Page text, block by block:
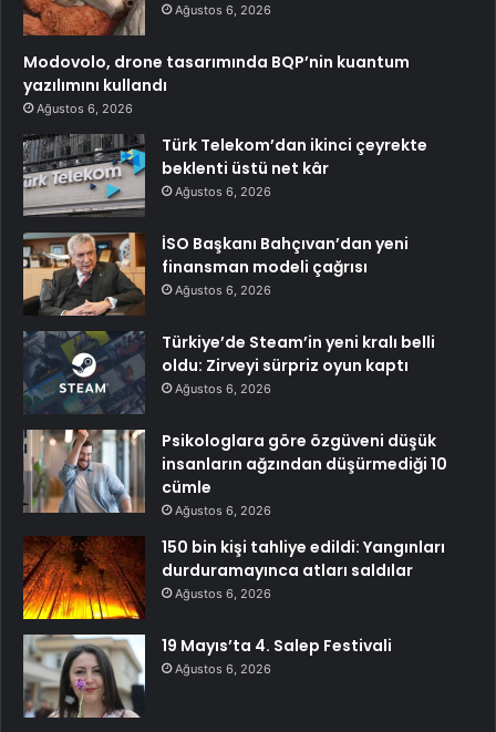
Ağustos 6, 2026
Modovolo, drone tasarımında BQP’nin kuantum
yazılımını kullandı
Ağustos 6, 2026
Türk Telekom’dan ikinci çeyrekte
beklenti üstü net kâr
Ağustos 6, 2026
İSO Başkanı Bahçıvan’dan yeni
finansman modeli çağrısı
Ağustos 6, 2026
Türkiye’de Steam’in yeni kralı belli
oldu: Zirveyi sürpriz oyun kaptı
Ağustos 6, 2026
Psikologlara göre özgüveni düşük
insanların ağzından düşürmediği 10
cümle
Ağustos 6, 2026
150 bin kişi tahliye edildi: Yangınları
durduramayınca atları saldılar
Ağustos 6, 2026
19 Mayıs’ta 4. Salep Festivali
Ağustos 6, 2026